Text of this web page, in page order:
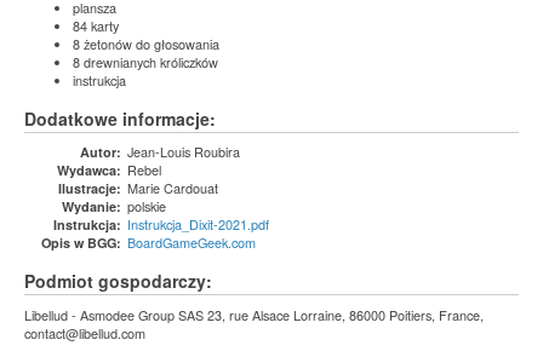
plansza
84 karty
8 żetonów do głosowania
8 drewnianych króliczków
instrukcja
Dodatkowe informacje:
Autor: Jean-Louis Roubira
Wydawca: Rebel
Ilustracje: Marie Cardouat
Wydanie: polskie
Instrukcja: Instrukcja_Dixit-2021.pdf
Opis w BGG: BoardGameGeek.com
Podmiot gospodarczy:
Libellud - Asmodee Group SAS 23, rue Alsace Lorraine, 86000 Poitiers, France,
contact@libellud.com